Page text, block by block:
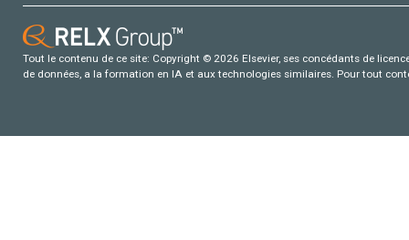
Tout le contenu de ce site: Copyright © 2026 Elsevier, ses concédants de
de données, a la formation en IA et aux technologies similaires. Pour tout